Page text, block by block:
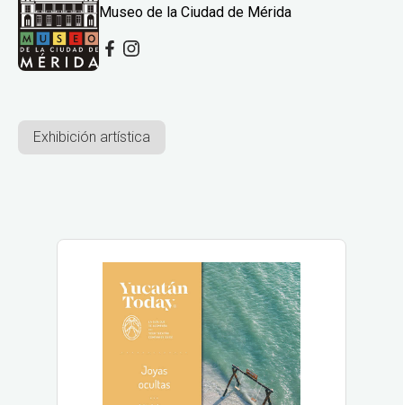
Museo de la Ciudad de Mérida
Exhibición artística